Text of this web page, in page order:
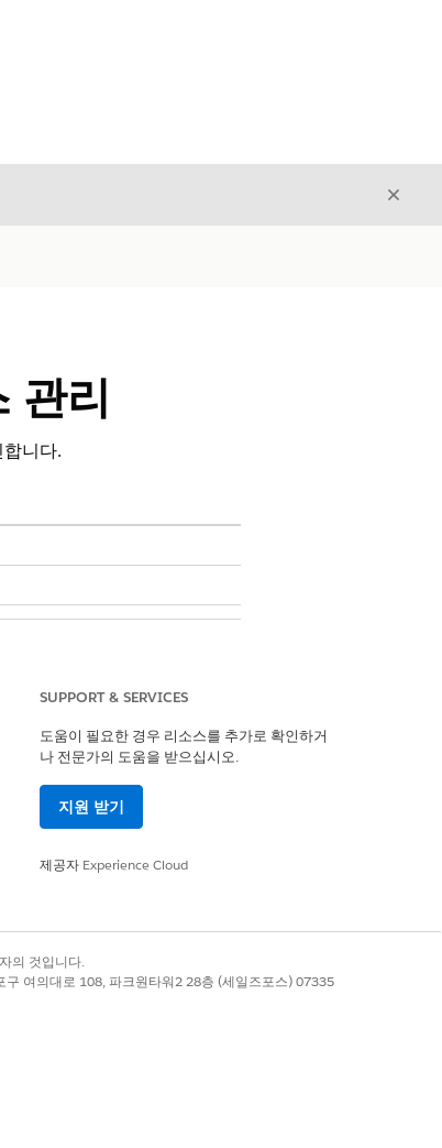
닫기
관리
니다.
SUPPORT & SERVICES
도움이 필요한 경우 리소스를 추가로 확인하거
나 전문가의 도움을 받으십시오.
지원 받기
제공자 Experience Cloud
의 것입니다.
여의대로 108, 파크원타워2 28층 (세일즈포스) 07335